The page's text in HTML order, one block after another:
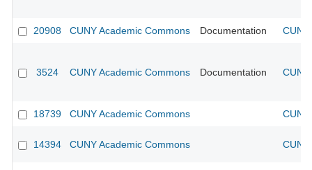
20908 CUNY Academic Commons Documentation
3524 CUNY Academic Commons Documentation
18739 CUNY Academic Commons
14394 CUNY Academic Commons